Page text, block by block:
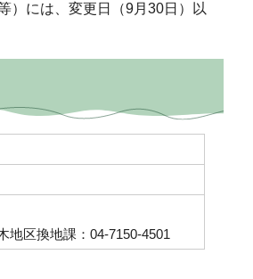
）には、変更日（9月30日）以
区換地課：04-7150-4501